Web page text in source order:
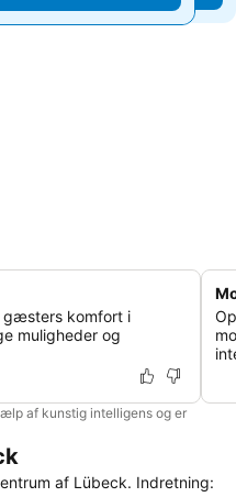
gæsters komfort i
muligheder og
af kunstig intelligens og er
af Lübeck. Indretning: